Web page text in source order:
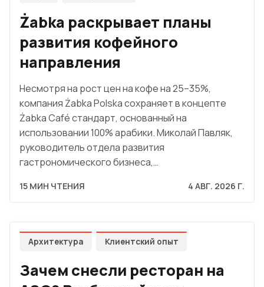
Żabka раскрывает планы
развития кофейного
направления
Несмотря на рост цен на кофе на 25–35%,
компания Żabka Polska сохраняет в концепте
Żabka Café стандарт, основанный на
использовании 100% арабики. Миколай Павляк,
руководитель отдела развития
гастрономического бизнеса,…
15 МИН ЧТЕНИЯ 4 АВГ. 2026 Г.
Архитектура Клиентский опыт
Зачем снесли ресторан на